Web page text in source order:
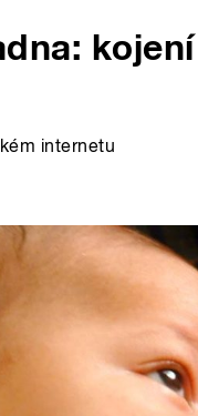
kojení
internetu